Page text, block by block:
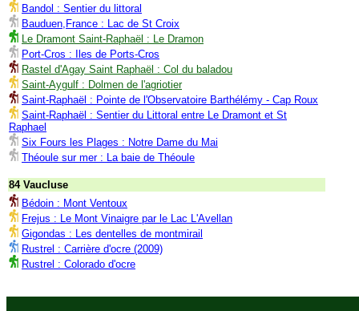
Bandol : Sentier du littoral
Bauduen,France : Lac de St Croix
Le Dramont Saint-Raphaël : Le Dramon
Port-Cros : Iles de Ports-Cros
Rastel d'Agay Saint Raphaël : Col du baladou
Saint-Aygulf : Dolmen de l'agriotier
Saint-Raphaël : Pointe de l'Observatoire Barthélémy - Cap Roux
Saint-Raphaël : Sentier du Littoral entre Le Dramont et St
Raphael
Six Fours les Plages : Notre Dame du Mai
Théoule sur mer : La baie de Théoule
84 Vaucluse
Bédoin : Mont Ventoux
Frejus : Le Mont Vinaigre par le Lac L'Avellan
Gigondas : Les dentelles de montmirail
Rustrel : Carrière d'ocre (2009)
Rustrel : Colorado d'ocre